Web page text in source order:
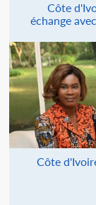
Côte
échange
Côte